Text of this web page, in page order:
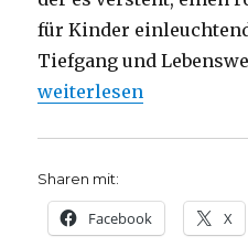
für Kinder
Tiefgang und
„Ein Leben voller
weiterlesen
Sharen mit:
Facebook X